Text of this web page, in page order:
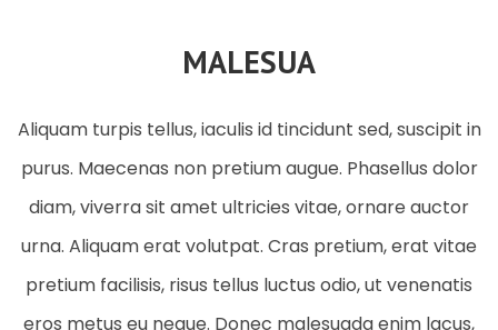
MALESUA
Aliquam turpis tellus, iaculis id tincidunt sed, suscipit in
purus. Maecenas non pretium augue. Phasellus dolor
diam, viverra sit amet ultricies vitae, ornare auctor
urna. Aliquam erat volutpat. Cras pretium, erat vitae
pretium facilisis, risus tellus luctus odio, ut venenatis
eros metus eu neque. Donec malesuada enim lacus,